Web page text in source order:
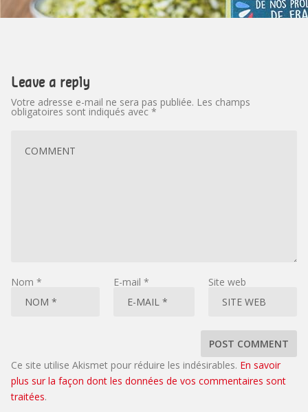
Leave a reply
Votre adresse e-mail ne sera pas publiée. Les champs
obligatoires sont indiqués avec *
Nom * E-mail * Site web
Ce site utilise Akismet pour réduire les indésirables. En savoir
plus sur la façon dont les données de vos commentaires sont
traitées.